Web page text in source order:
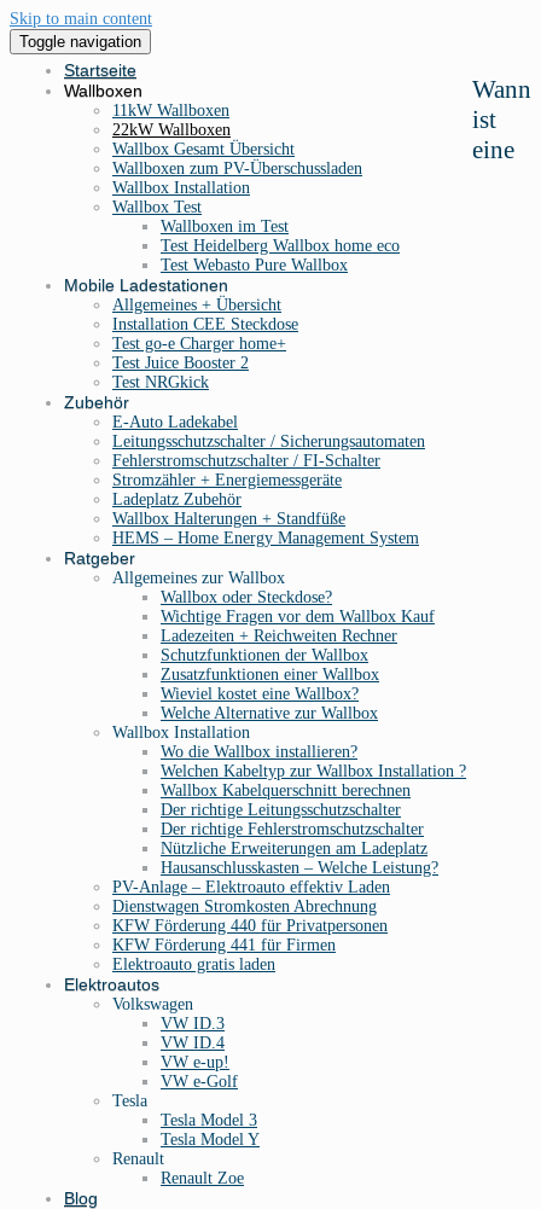
Skip to main content
Toggle navigation
Startseite
Wallboxen
11kW Wallboxen
22kW Wallboxen
Wallbox Gesamt Übersicht
Wallboxen zum PV-Überschussladen
Wallbox Installation
Wallbox Test
Wallboxen im Test
Test Heidelberg Wallbox home eco
Test Webasto Pure Wallbox
Mobile Ladestationen
Allgemeines + Übersicht
Installation CEE Steckdose
Test go-e Charger home+
Test Juice Booster 2
Test NRGkick
Zubehör
E-Auto Ladekabel
Leitungsschutzschalter / Sicherungsautomaten
Fehlerstromschutzschalter / FI-Schalter
Stromzähler + Energiemessgeräte
Ladeplatz Zubehör
Wallbox Halterungen + Standfüße
HEMS – Home Energy Management System
Ratgeber
Allgemeines zur Wallbox
Wallbox oder Steckdose?
Wichtige Fragen vor dem Wallbox Kauf
Ladezeiten + Reichweiten Rechner
Schutzfunktionen der Wallbox
Zusatzfunktionen einer Wallbox
Wieviel kostet eine Wallbox?
Welche Alternative zur Wallbox
Wallbox Installation
Wo die Wallbox installieren?
Welchen Kabeltyp zur Wallbox Installation ?
Wallbox Kabelquerschnitt berechnen
Der richtige Leitungsschutzschalter
Der richtige Fehlerstromschutzschalter
Nützliche Erweiterungen am Ladeplatz
Hausanschlusskasten – Welche Leistung?
PV-Anlage – Elektroauto effektiv Laden
Dienstwagen Stromkosten Abrechnung
KFW Förderung 440 für Privatpersonen
KFW Förderung 441 für Firmen
Elektroauto gratis laden
Elektroautos
Volkswagen
VW ID.3
VW ID.4
VW e-up!
VW e-Golf
Tesla
Tesla Model 3
Tesla Model Y
Renault
Renault Zoe
Blog
Wann
ist
eine